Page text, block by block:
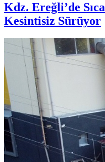
Kdz. Ereğli’de
Kesintisiz Sürüyor